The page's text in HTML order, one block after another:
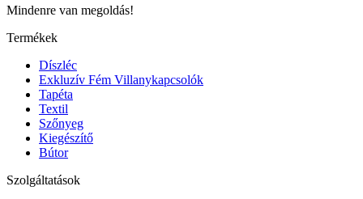
Mindenre van megoldás!
Termékek
Díszléc
Exkluzív Fém Villanykapcsolók
Tapéta
Textil
Szőnyeg
Kiegészítő
Bútor
Szolgáltatások